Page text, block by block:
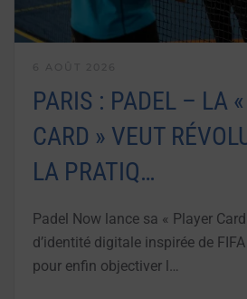
PARIS : PADEL – LA
CARD » VEUT
LA PRATIQ…
Padel Now lance sa « Player
d’identité digitale inspirée de
pour enfin objectiver l…